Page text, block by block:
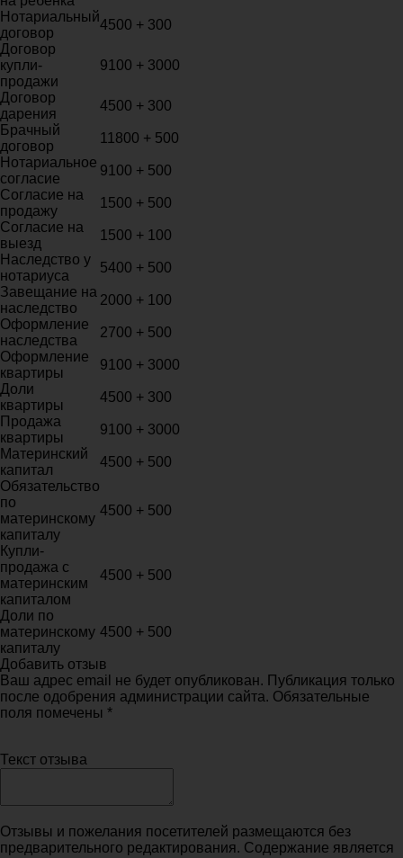
Нотариальный
договор
4500 + 300
Договор
купли-
продажи
9100 + 3000
Договор
дарения
4500 + 300
Брачный
договор
11800 + 500
Нотариальное
согласие
9100 + 500
Согласие на
продажу
1500 + 500
Согласие на
выезд
1500 + 100
Наследство у
нотариуса
5400 + 500
Завещание на
наследство
2000 + 100
Оформление
наследства
2700 + 500
Оформление
квартиры
9100 + 3000
Доли
квартиры
4500 + 300
Продажа
квартиры
9100 + 3000
Материнский
капитал
4500 + 500
Обязательство
по
материнскому
капиталу
4500 + 500
Купли-
продажа с
материнским
капиталом
4500 + 500
Доли по
материнскому
капиталу
4500 + 500
Добавить отзыв
Ваш адрес email не будет опубликован. Публикация только
после одобрения администрации сайта. Обязательные
поля помечены *
Текст отзыва
Отзывы и пожелания посетителей размещаются без
предварительного редактирования. Содержание является